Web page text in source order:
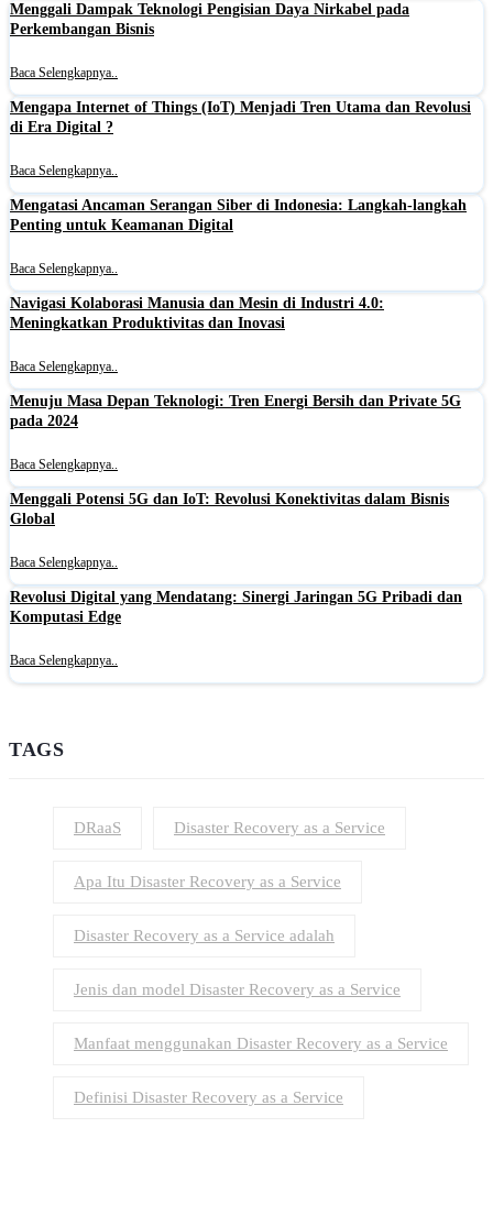
Menggali Dampak Teknologi Pengisian Daya Nirkabel pada
Perkembangan Bisnis
Baca Selengkapnya..
Mengapa Internet of Things (IoT) Menjadi Tren Utama dan Revolusi
di Era Digital ?
Baca Selengkapnya..
Mengatasi Ancaman Serangan Siber di Indonesia: Langkah-langkah
Penting untuk Keamanan Digital
Baca Selengkapnya..
Navigasi Kolaborasi Manusia dan Mesin di Industri 4.0:
Meningkatkan Produktivitas dan Inovasi
Baca Selengkapnya..
Menuju Masa Depan Teknologi: Tren Energi Bersih dan Private 5G
pada 2024
Baca Selengkapnya..
Menggali Potensi 5G dan IoT: Revolusi Konektivitas dalam Bisnis
Global
Baca Selengkapnya..
Revolusi Digital yang Mendatang: Sinergi Jaringan 5G Pribadi dan
Komputasi Edge
Baca Selengkapnya..
TAGS
DRaaS Disaster Recovery as a Service
Apa Itu Disaster Recovery as a Service
Disaster Recovery as a Service adalah
Jenis dan model Disaster Recovery as a Service
Manfaat menggunakan Disaster Recovery as a Service
Definisi Disaster Recovery as a Service